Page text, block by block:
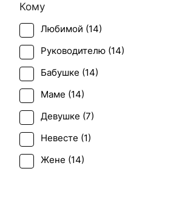
Кому
Любимой (14)
Руководителю (14)
Бабушке (14)
Маме (14)
Девушке (7)
Невесте (1)
Жене (14)